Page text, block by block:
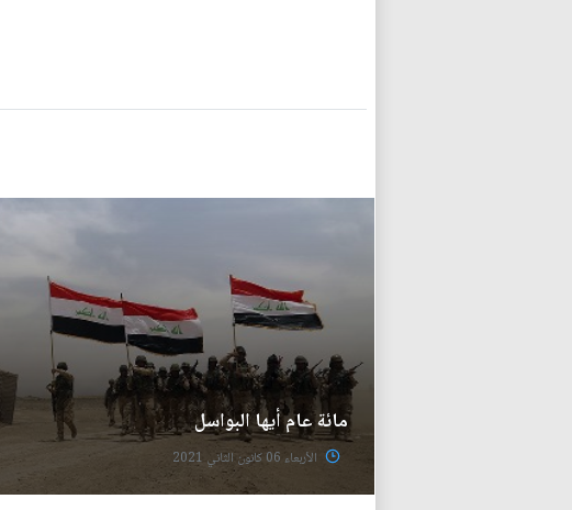
مائة عام أيها البواسل
الأربعاء 06 كانون الثاني 2021